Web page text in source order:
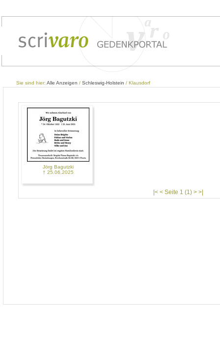
Sie sind hier: Alle Anzeigen / Schleswig-Holstein / Klausdorf
Jörg Bagutzki
† 25.06.2025
|< < Seite 1 (1) > >|